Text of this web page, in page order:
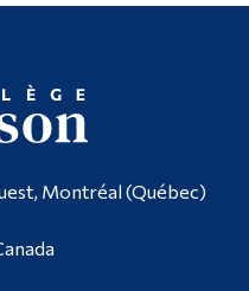
Montréal (Québec)